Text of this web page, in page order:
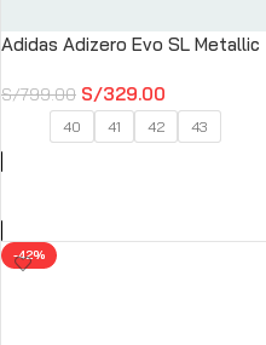
Adidas Adizero Evo SL Metallic
S/799.00 S/329.00
40 41 42 43
-42%